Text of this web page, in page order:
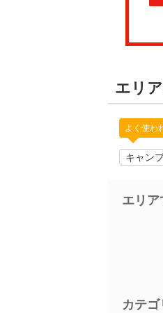
エリ
よく使わ
キャン
エリア
カテ